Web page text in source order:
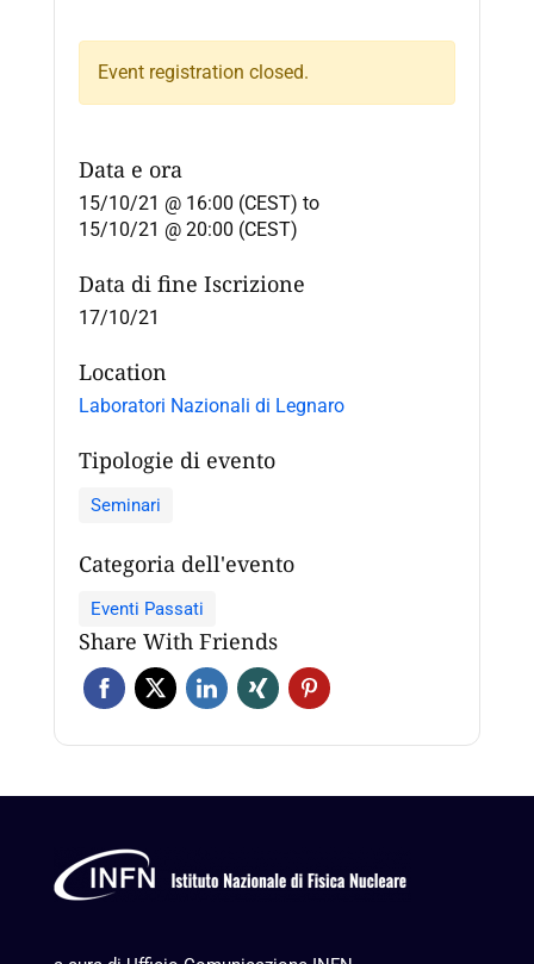
Event registration closed.
Data e ora
15/10/21 @ 16:00 (CEST) to
15/10/21 @ 20:00 (CEST)
Data di fine Iscrizione
17/10/21
Location
Laboratori Nazionali di Legnaro
Tipologie di evento
Seminari
Categoria dell'evento
Eventi Passati
Share With Friends